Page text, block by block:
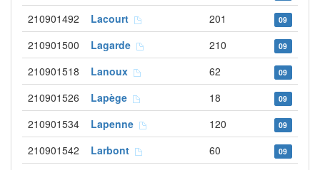
210901492 Lacourt 201 09
210901500 Lagarde 210 09
210901518 Lanoux 62 09
210901526 Lapège 18 09
210901534 Lapenne 120 09
210901542 Larbont 60 09